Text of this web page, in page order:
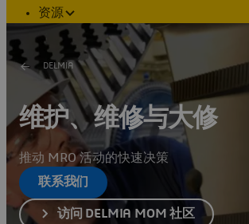
资源
DELMIA
维护、维修与大修
推动 MRO 活动的快速决策
联系我们
访问 DELMIA MOM 社区